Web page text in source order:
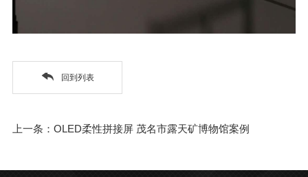
回到列表
上一条：OLED柔性拼接屏 茂名市露天矿博物馆案例